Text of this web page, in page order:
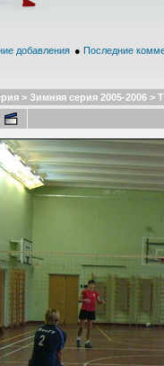
добавления ● Последние
> Зимняя серия 2005-2006 >